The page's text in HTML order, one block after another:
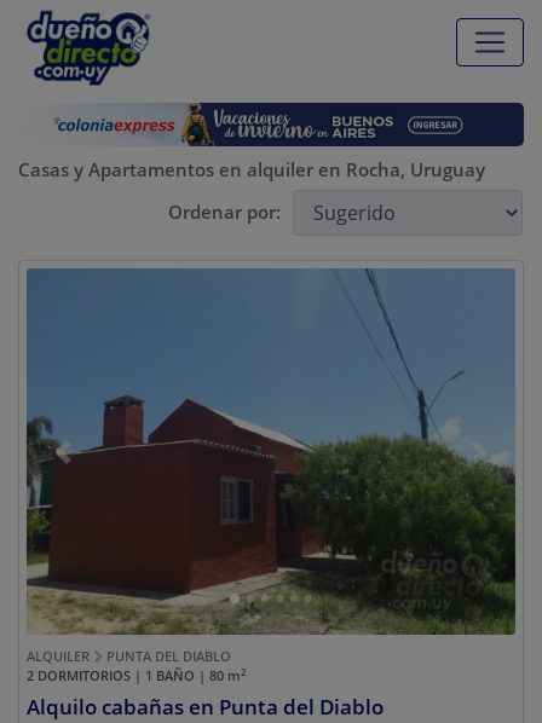
Casas y Apartamentos en alquiler en Rocha, Uruguay
Ordenar por:
Previous Next
ALQUILER
PUNTA DEL DIABLO
2 DORMITORIOS | 1 BAÑO | 80 m2
Alquilo cabañas en Punta del Diablo